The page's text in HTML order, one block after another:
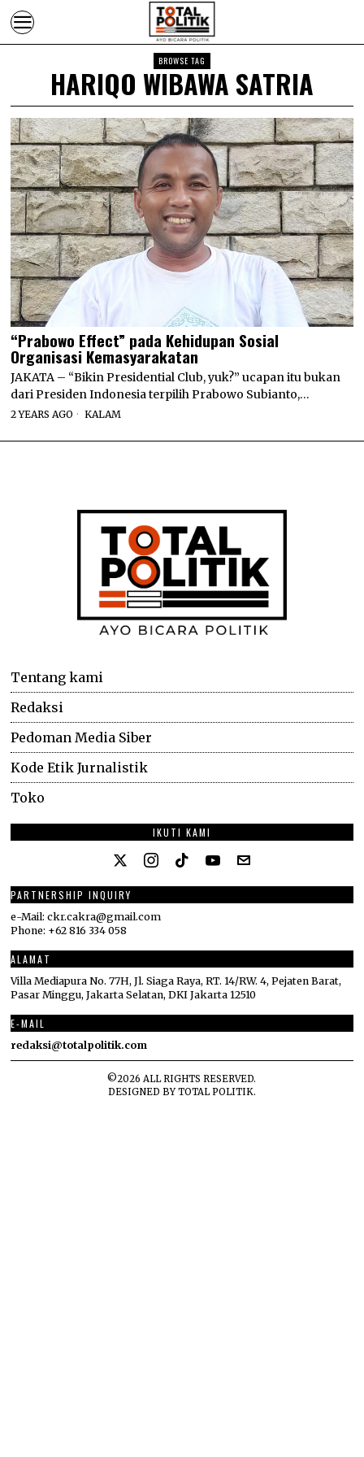
BROWSE TAG
HARIQO WIBAWA SATRIA
“Prabowo Effect” pada Kehidupan Sosial
Organisasi Kemasyarakatan
JAKATA – “Bikin Presidential Club, yuk?” ucapan itu bukan
dari Presiden Indonesia terpilih Prabowo Subianto,…
2 YEARS AGO KALAM
Tentang kami
Redaksi
Pedoman Media Siber
Kode Etik Jurnalistik
Toko
IKUTI KAMI
PARTNERSHIP INQUIRY
e-Mail: ckr.cakra@gmail.com
Phone: +62 816 334 058
ALAMAT
Villa Mediapura No. 77H, Jl. Siaga Raya, RT. 14/RW. 4, Pejaten Barat,
Pasar Minggu, Jakarta Selatan, DKI Jakarta 12510
E-MAIL
redaksi@totalpolitik.com
©2026 ALL RIGHTS RESERVED.
DESIGNED BYTOTAL POLITIK.